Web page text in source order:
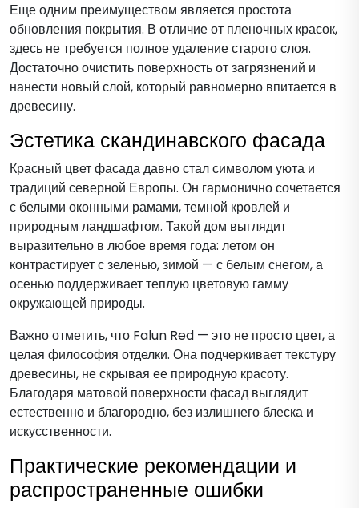
Еще одним преимуществом является простота
обновления покрытия. В отличие от пленочных красок,
здесь не требуется полное удаление старого слоя.
Достаточно очистить поверхность от загрязнений и
нанести новый слой, который равномерно впитается в
древесину.
Эстетика скандинавского фасада
Красный цвет фасада давно стал символом уюта и
традиций северной Европы. Он гармонично сочетается
с белыми оконными рамами, темной кровлей и
природным ландшафтом. Такой дом выглядит
выразительно в любое время года: летом он
контрастирует с зеленью, зимой — с белым снегом, а
осенью поддерживает теплую цветовую гамму
окружающей природы.
Важно отметить, что Falun Red — это не просто цвет, а
целая философия отделки. Она подчеркивает текстуру
древесины, не скрывая ее природную красоту.
Благодаря матовой поверхности фасад выглядит
естественно и благородно, без излишнего блеска и
искусственности.
Практические рекомендации и
распространенные ошибки